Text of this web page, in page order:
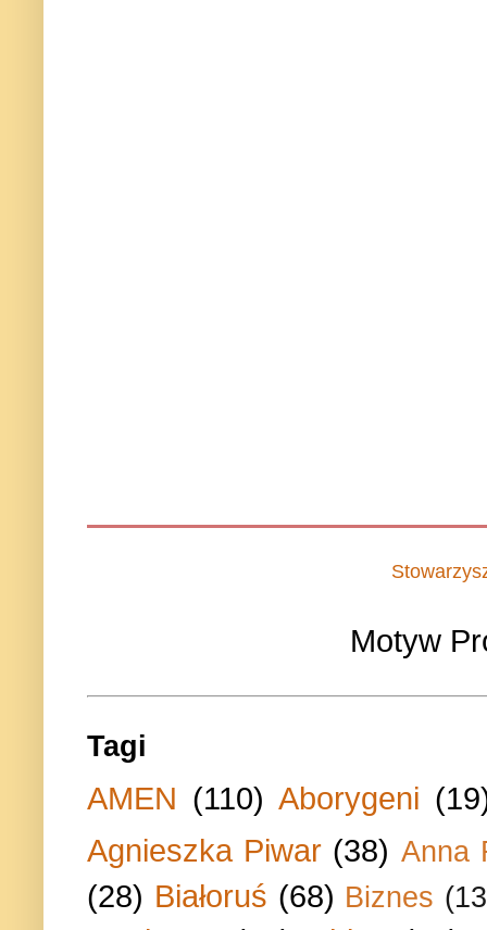
Motyw
Tagi
AMEN (110) Aborygeni
Agnieszka Piwar (38) Anna
(28) Białoruś (68) Biznes